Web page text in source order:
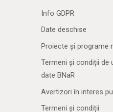
Info GDPR
Date deschise
Proiecte și programe
Termeni și condiții de
date BNaR
Avertizori în interes
Termeni și condiții